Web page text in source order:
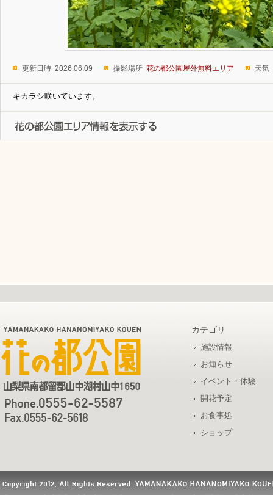
更新日時 2026.06.09 撮影場所 花の都公園屋外無料エリア 天気
キカラシ咲いています。
カテゴリ
施設情報
お知らせ
イベント・体験
開花予定
お食事処
ショップ